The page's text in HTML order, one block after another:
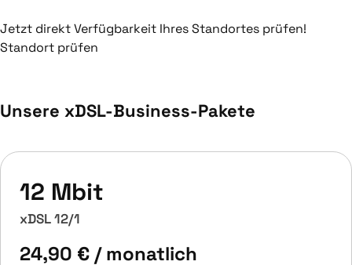
Jetzt direkt Verfügbarkeit Ihres Standortes prüfen!
Standort prüfen
Unsere xDSL-Business-Pakete
12 Mbit
xDSL 12/1
24,90 € / monatlich